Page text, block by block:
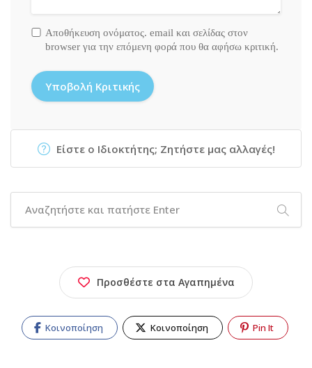
Αποθήκευση ονόματος. email και σελίδας στον
browser για την επόμενη φορά που θα αφήσω κριτική.
Είστε ο Ιδιοκτήτης; Ζητήστε μας αλλαγές!
Προσθέστε στα Αγαπημένα
Κοινοποίηση Κοινοποίηση Pin It